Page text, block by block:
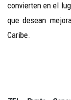
convierten en el
que desean
Caribe.